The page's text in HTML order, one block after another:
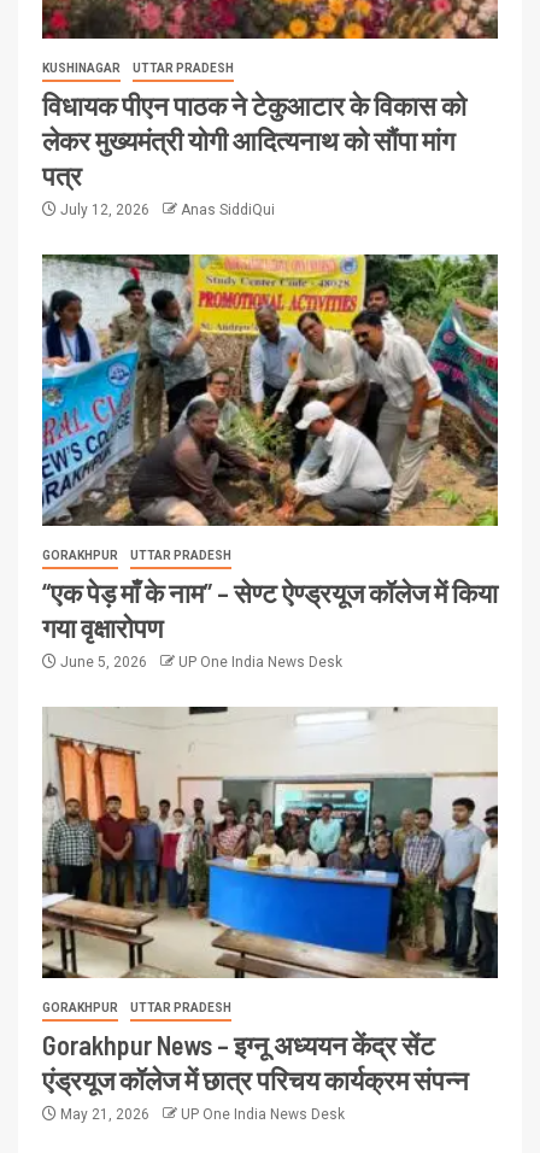
KUSHINAGAR UTTAR PRADESH
विधायक पीएन पाठक ने टेकुआटार के विकास को
लेकर मुख्यमंत्री योगी आदित्यनाथ को सौंपा मांग
पत्र
July 12, 2026 Anas SiddiQui
GORAKHPUR UTTAR PRADESH
“एक पेड़ माँ के नाम” – सेण्ट ऐण्ड्रयूज कॉलेज में किया
गया वृक्षारोपण
June 5, 2026 UP One India News Desk
GORAKHPUR UTTAR PRADESH
Gorakhpur News – इग्नू अध्ययन केंद्र सेंट
एंड्रयूज कॉलेज में छात्र परिचय कार्यक्रम संपन्न
May 21, 2026 UP One India News Desk